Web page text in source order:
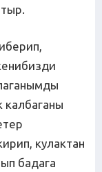
кулактан
бадага